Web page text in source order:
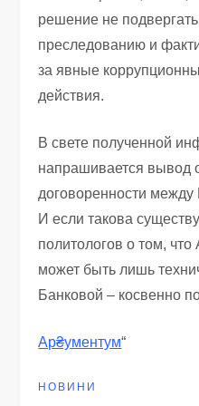
решение не
преследованию и
за явные
действия.
В свете полученной
напрашивается вывод
договоренности
И если такова
политологов о том,
может быть лишь
Банковой – косвенно
Ар₴ументум“
НОВИНИ